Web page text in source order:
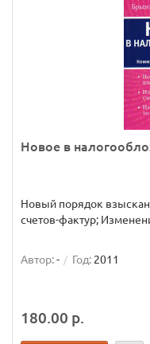
Новое в
Новый порядок
счетов-фактур;
Автор:- Год: 2011
180.00 р.